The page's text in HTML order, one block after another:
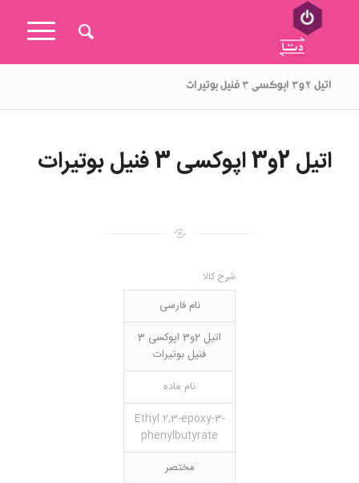
اتیل ۲و۳ اپوکسی ۳ فنیل بوتیرات
اتیل 2و3 اپوکسی 3 فنیل بوتیرات
شرح کالا
نام فارسی
اتیل 2و3 اپوکسی 3
فنیل بوتیرات
نام ماده
Ethyl 2,3-epoxy-3-
phenylbutyrate
مختصر